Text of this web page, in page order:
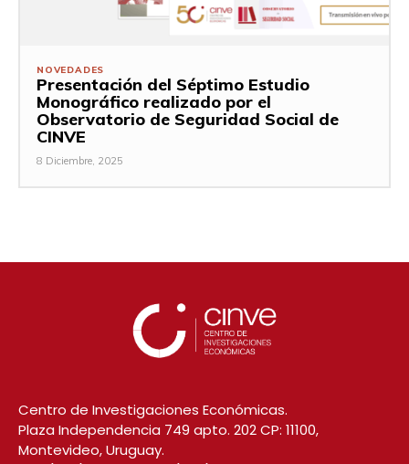
NOVEDADES
Presentación del Séptimo Estudio
Monográfico realizado por el
Observatorio de Seguridad Social de
CINVE
8 Diciembre, 2025
Centro de Investigaciones Económicas.
Plaza Independencia 749 apto. 202 CP: 11100,
Montevideo, Uruguay.